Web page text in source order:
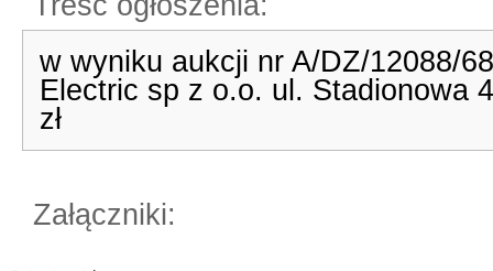
w wyniku aukcji nr A/DZ/12088/
Electric sp z o.o. ul. Stadionowa
zł
Załączniki: